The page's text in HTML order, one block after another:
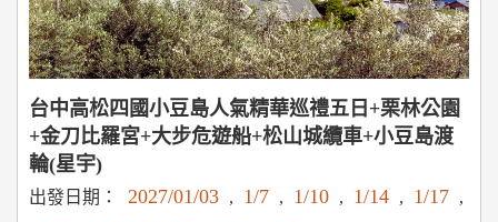
台中高松四國小豆島人氣精華巡禮五日+栗林公園
+金刀比羅宮+大步危遊船+松山城纜車+小豆島渡
輪(星宇)
出發日期： 2027/01/03 , 1/7 , 1/10 , 1/14 , 1/17 ,